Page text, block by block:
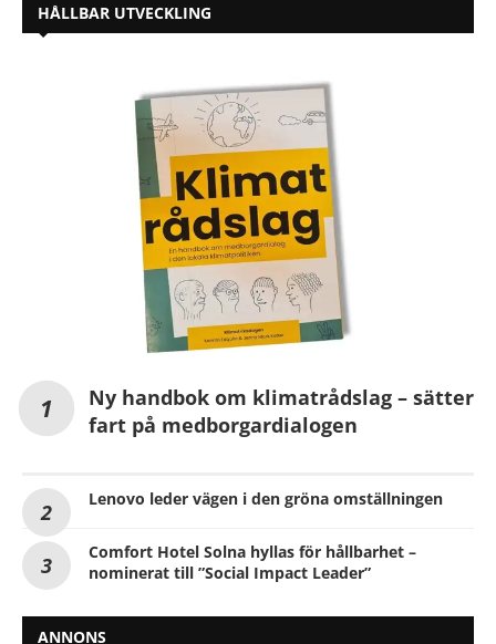
HÅLLBAR UTVECKLING
Ny handbok om klimatrådslag – sätter
fart på medborgardialogen
Lenovo leder vägen i den gröna omställningen
Comfort Hotel Solna hyllas för hållbarhet –
nominerat till ”Social Impact Leader”
ANNONS